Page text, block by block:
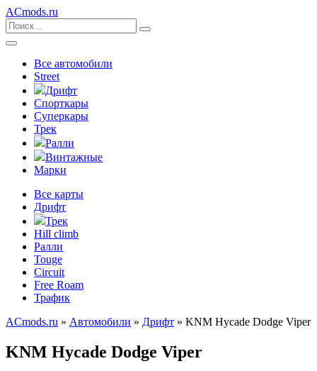
ACmods.ru
Все автомобили
Street
Дрифт
Спорткары
Суперкары
Трек
Ралли
Винтажные
Марки
Все карты
Дрифт
Трек
Hill climb
Ралли
Touge
Circuit
Free Roam
Трафик
ACmods.ru » Автомобили » Дрифт » KNM Hycade Dodge Viper
KNM Hycade Dodge Viper